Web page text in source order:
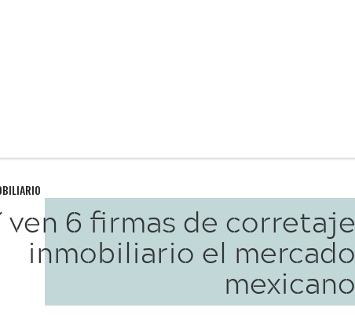
ven 6 firmas de corretaje
inmobiliario el mercado
mexicano